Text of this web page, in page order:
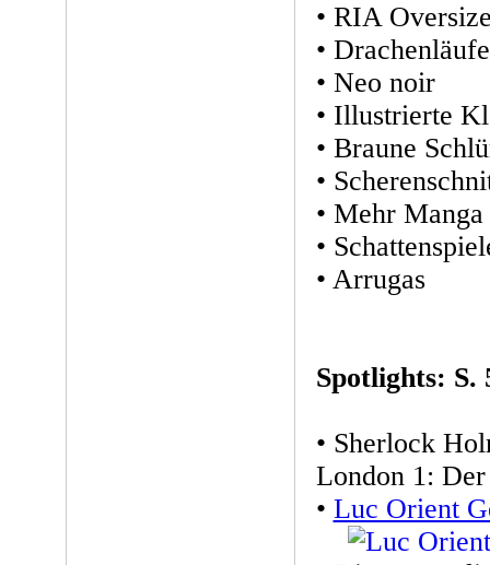
• RIA
•
• Neo noir
• Illustrierte
• Braune
•
• Mehr Manga
•
• Arrugas
Spotlights: S.
• Sherlock
London 1:
• Luc Orient